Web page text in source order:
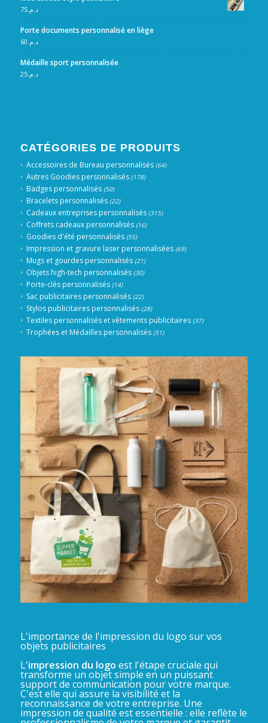
د.م.75
Porte documents personnalisé en liège
د.م.60
Médaille sport personnalisée
د.م.25
CATÉGORIES DE PRODUITS
Accessoires de Bureau personnalisés (64)
Autres Goodies personnalisés (178)
Badges personnalisés (50)
Bracelets personnalisés (22)
Cadeaux entreprises personnalisés (315)
Coffrets cadeaux personnalisés (16)
Goodies d'été personnalisés (55)
Impression et gravure laser personnalisées (69)
Mugs et gourdes personnalisés (21)
Objets high-tech personnalisés (30)
Porte-clés personnalisés (14)
Sac publicitaires personnalisés (22)
Stylos publicitaires personnalisés (28)
Textiles personnalisés et vêtements publicitaires (37)
Trophées et Médailles personnalisés (51)
L'importance de l'impression du logo sur vos
objets publicitaires
L'impression du logo est l'étape cruciale qui
transforme un objet simple en un puissant
support de communication pour votre marque.
C'est elle qui assure la visibilité et la
reconnaissance de votre entreprise. Une
impression de qualité est essentielle : elle reflète le